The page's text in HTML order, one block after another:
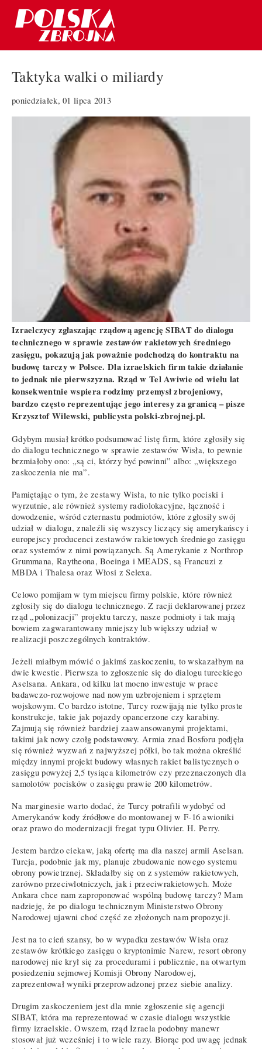
Taktyka walki o miliardy
poniedziałek, 01 lipca 2013
Izraelczycy zgłaszając rządową agencję SIBAT do dialogu
technicznego w sprawie zestawów rakietowych średniego
zasięgu, pokazują jak poważnie podchodzą do kontraktu na
budowę tarczy w Polsce. Dla izraelskich firm takie działanie
to jednak nie pierwszyzna. Rząd w Tel Awiwie od wielu lat
konsekwentnie wspiera rodzimy przemysł zbrojeniowy,
bardzo często reprezentując jego interesy za granicą – pisze
Krzysztof Wilewski, publicysta polski-zbrojnej.pl.
Gdybym musiał krótko podsumować listę firm, które zgłosiły się
do dialogu technicznego w sprawie zestawów Wisła, to pewnie
brzmiałoby ono: „są ci, którzy być powinni” albo: „większego
zaskoczenia nie ma”.
Pamiętając o tym, że zestawy Wisła, to nie tylko pociski i
wyrzutnie, ale również systemy radiolokacyjne, łączność i
dowodzenie, wśród czternastu podmiotów, które zgłosiły swój
udział w dialogu, znaleźli się wszyscy liczący się amerykańscy i
europejscy producenci zestawów rakietowych średniego zasięgu
oraz systemów z nimi powiązanych. Są Amerykanie z Northrop
Grummana, Raytheona, Boeinga i MEADS, są Francuzi z
MBDA i Thalesa oraz Włosi z Selexa.
Celowo pomijam w tym miejscu firmy polskie, które również
zgłosiły się do dialogu technicznego. Z racji deklarowanej przez
rząd „polonizacji” projektu tarczy, nasze podmioty i tak mają
bowiem zagwarantowany mniejszy lub większy udział w
realizacji poszczególnych kontraktów.
Jeżeli miałbym mówić o jakimś zaskoczeniu, to wskazałbym na
dwie kwestie. Pierwsza to zgłoszenie się do dialogu tureckiego
Aselsana. Ankara, od kilku lat mocno inwestuje w prace
badawczo-rozwojowe nad nowym uzbrojeniem i sprzętem
wojskowym. Co bardzo istotne, Turcy rozwijają nie tylko proste
konstrukcje, takie jak pojazdy opancerzone czy karabiny.
Zajmują się również bardziej zaawansowanymi projektami,
takimi jak nowy czołg podstawowy. Armia znad Bosforu podjęła
się również wyzwań z najwyższej półki, bo tak można określić
między innymi projekt budowy własnych rakiet balistycznych o
zasięgu powyżej 2,5 tysiąca kilometrów czy przeznaczonych dla
samolotów pocisków o zasięgu prawie 200 kilometrów.
Na marginesie warto dodać, że Turcy potrafili wydobyć od
Amerykanów kody źródłowe do montowanej w F-16 awioniki
oraz prawo do modernizacji fregat typu Olivier. H. Perry.
Jestem bardzo ciekaw, jaką ofertę ma dla naszej armii Aselsan.
Turcja, podobnie jak my, planuje zbudowanie nowego systemu
obrony powietrznej. Składałby się on z systemów rakietowych,
zarówno przeciwlotniczych, jak i przeciwrakietowych. Może
Ankara chce nam zaproponować wspólną budowę tarczy? Mam
nadzieję, że po dialogu technicznym Ministerstwo Obrony
Narodowej ujawni choć część ze złożonych nam propozycji.
Jest na to cień szansy, bo w wypadku zestawów Wisła oraz
zestawów krótkiego zasięgu o kryptonimie Narew, resort obrony
narodowej nie krył się za procedurami i publicznie, na otwartym
posiedzeniu sejmowej Komisji Obrony Narodowej,
zaprezentował wyniki przeprowadzonej przez siebie analizy.
Drugim zaskoczeniem jest dla mnie zgłoszenie się agencji
SIBAT, która ma reprezentować w czasie dialogu wszystkie
firmy izraelskie. Owszem, rząd Izraela podobny manewr
stosował już wcześniej i to wiele razy. Biorąc pod uwagę jednak